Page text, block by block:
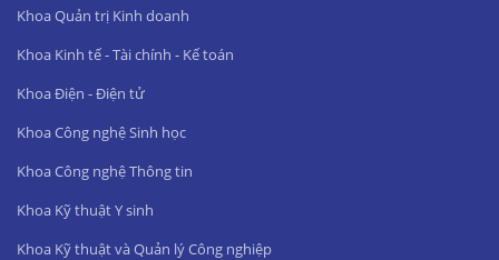
Khoa Quản trị Kinh doanh
Khoa Kinh tế - Tài chính - Kế toán
Khoa Điện - Điện tử
Khoa Công nghệ Sinh học
Khoa Công nghệ Thông tin
Khoa Kỹ thuật Y sinh
Khoa Kỹ thuật và Quản lý Công nghiệp